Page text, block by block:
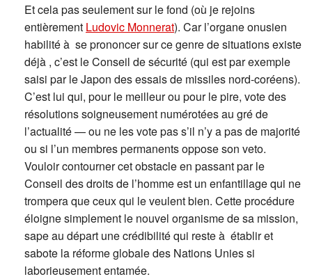
Et cela pas seulement sur le fond (où je rejoins
entièrement Ludovic Monnerat). Car l’organe onusien
habilité à se prononcer sur ce genre de situations existe
déjà , c’est le Conseil de sécurité (qui est par exemple
saisi par le Japon des essais de missiles nord-coréens).
C’est lui qui, pour le meilleur ou pour le pire, vote des
résolutions soigneusement numérotées au gré de
l’actualité — ou ne les vote pas s’il n’y a pas de majorité
ou si l’un membres permanents oppose son veto.
Vouloir contourner cet obstacle en passant par le
Conseil des droits de l’homme est un enfantillage qui ne
trompera que ceux qui le veulent bien. Cette procédure
éloigne simplement le nouvel organisme de sa mission,
sape au départ une crédibilité qui reste à établir et
sabote la réforme globale des Nations Unies si
laborieusement entamée.